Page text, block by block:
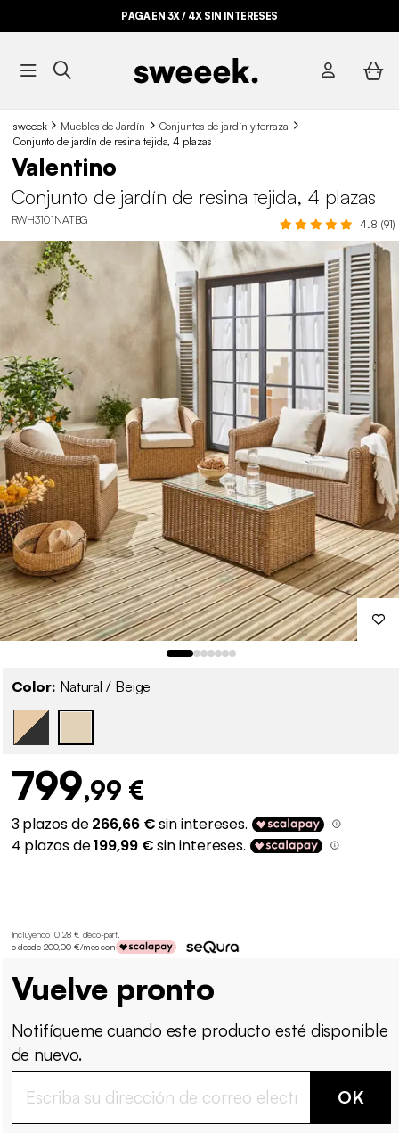
PAGA EN 3X / 4X SIN INTERESES
sweeek Muebles de Jardín
Conjuntos de jardín y terraza
Conjunto de jardín de resina tejida, 4 plazas
Valentino
Conjunto de jardín de resina tejida, 4 plazas
RWH3101NATBG 4.8 (91)
Color: Natural / Beige
799,99 €
Incluyendo 10,28 € d'éco-part.
o desde 200,00 €/mes con
Vuelve pronto
Notifíqueme cuando este producto esté disponible
de nuevo.
OK